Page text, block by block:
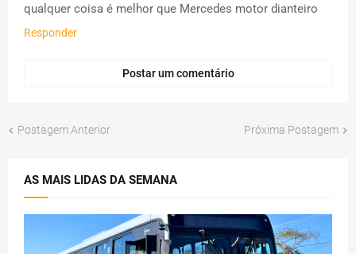
qualquer coisa é melhor que Mercedes motor dianteiro
Responder
Postar um comentário
Postagem Anterior Próxima Postagem
AS MAIS LIDAS DA SEMANA